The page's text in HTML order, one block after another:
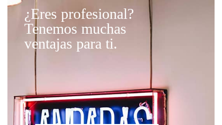
¿Eres profesional?
Tenemos muchas
ventajas para ti.